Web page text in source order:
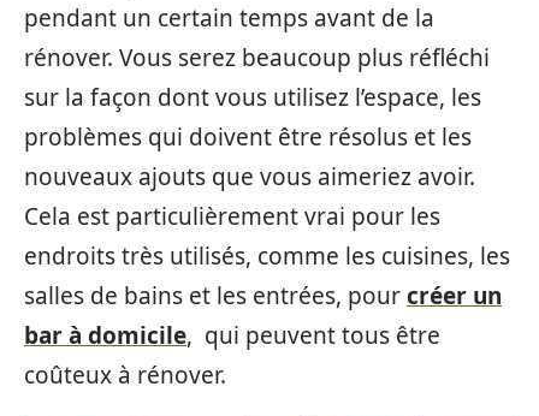
pendant un certain temps avant de la
rénover. Vous serez beaucoup plus réfléchi
sur la façon dont vous utilisez l’espace, les
problèmes qui doivent être résolus et les
nouveaux ajouts que vous aimeriez avoir.
Cela est particulièrement vrai pour les
endroits très utilisés, comme les cuisines, les
salles de bains et les entrées, pourcréer un
bar à domicile, qui peuvent tous être
coûteux à rénover.